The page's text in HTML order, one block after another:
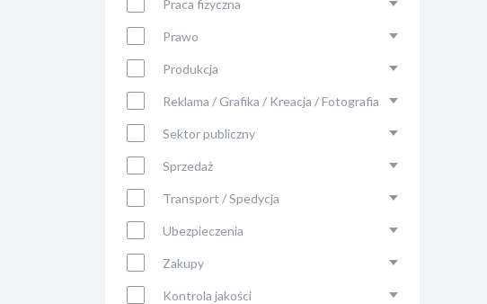
Praca fizyczna
Prawo
Produkcja
Reklama / Grafika / Kreacja / Fotografia
Sektor publiczny
Sprzedaż
Transport / Spedycja
Ubezpieczenia
Zakupy
Kontrola jakości